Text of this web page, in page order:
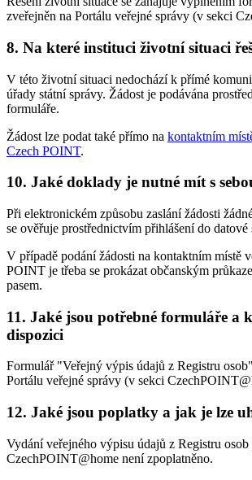
zveřejněn na Portálu veřejné správy (v sekci
8. Na které instituci životní situaci
V této životní situaci nedochází k přímé
úřady státní správy. Žádost je podávána
formuláře.
Žádost lze podat také přímo na kontaktním
Czech POINT.
10. Jaké doklady je nutné mít s
Při elektronickém způsobu zaslání žádosti
se ověřuje prostřednictvím přihlášení do datové
V případě podání žádosti na kontaktním místě
POINT je třeba se prokázat občanským
pasem.
11. Jaké jsou potřebné formuláře a
dispozici
Formulář "Veřejný výpis údajů z Registru
Portálu veřejné správy (v sekci
12. Jaké jsou poplatky a jak je lze
Vydání veřejného výpisu údajů z Registru
CzechPOINT@home není zpoplatněno.